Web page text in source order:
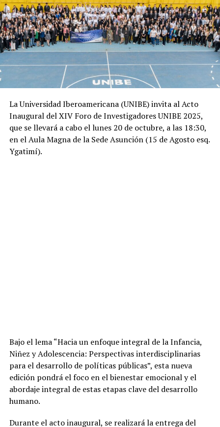
La Universidad Iberoamericana (UNIBE) invita al Acto
Inaugural del XIV Foro de Investigadores UNIBE 2025,
que se llevará a cabo el lunes 20 de octubre, a las 18:30,
en el Aula Magna de la Sede Asunción (15 de Agosto esq.
Ygatimí).
Bajo el lema “Hacia un enfoque integral de la Infancia,
Niñez y Adolescencia: Perspectivas interdisciplinarias
para el desarrollo de políticas públicas”, esta nueva
edición pondrá el foco en el bienestar emocional y el
abordaje integral de estas etapas clave del desarrollo
humano.
Durante el acto inaugural, se realizará la entrega del